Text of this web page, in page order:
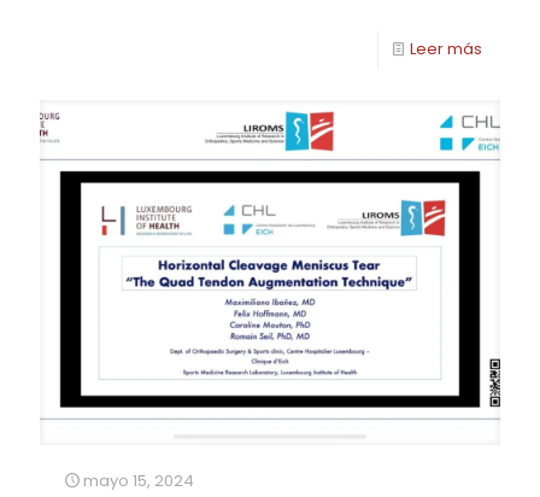
Leer más
mayo 15, 2024